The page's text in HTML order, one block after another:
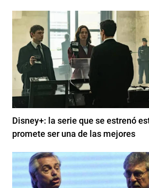
Disney+: la serie que se estrenó
promete ser una de las mejores